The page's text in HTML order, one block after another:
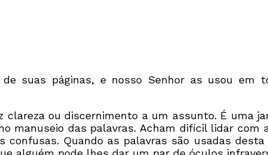
suas páginas, e nosso Senhor as usou em
ou discernimento a um assunto. É uma
manuseio das palavras. Acham difícil lidar com
Quando as palavras são usadas